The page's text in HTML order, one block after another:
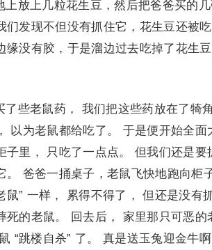
上几粒花生豆，然后把爸爸买的几
们发现不但没有抓住它，花生豆还被
缘没有胶，于是溜边过去吃掉了花生
老鼠药， 我们把这些药放在了犄
以为老鼠都给吃了。 于是便开始全
子里， 只吃了一点点。 但我们还是
。 爸爸一捅桌子，老鼠飞快地跑向柜
鼠” 一样， 累得不得了， 但还是没有
死的老鼠。 回去后， 家里那只可恶
“跳楼自杀” 了。 真是送玉兔迎金牛啊